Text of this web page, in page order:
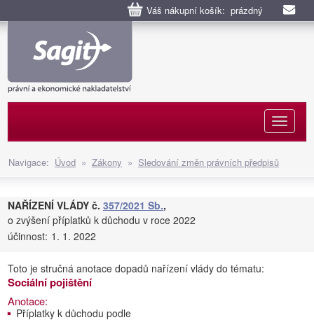
Váš nákupní košík: prázdný
Navigace: Úvod » Zákony » Sledování změn právních předpisů
NAŘÍZENÍ VLÁDY č. 357/2021 Sb.,
o zvýšení příplatků k důchodu v roce 2022
účinnost: 1. 1. 2022
Toto je stručná anotace dopadů nařízení vlády do tématu:
Sociální pojištění
Anotace:
Příplatky k důchodu podle